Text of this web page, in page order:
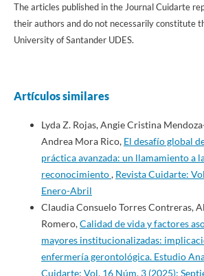
The articles published in the Journal Cuidarte
their authors and do not necessarily constitute
University of Santander UDES.
Artículos similares
Lyda Z. Rojas, Angie Cristina
Andrea Mora Rico, El desafío global
práctica avanzada: un llamamiento a
reconocimiento, Revista Cuidarte:
Enero-Abril
Claudia Consuelo Torres Contreras,
Romero,Calidad de vida y factores
mayores institucionalizadas:
enfermería gerontológica. Estudio
Cuidarte: Vol. 16 Núm. 3 (2025):